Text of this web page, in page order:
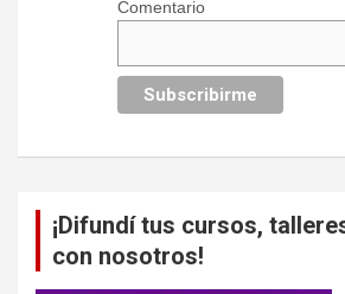
Comentario
¡Difundí tus cursos,
con nosotros!